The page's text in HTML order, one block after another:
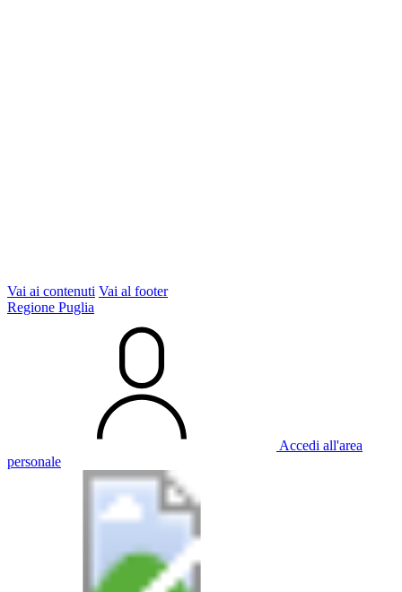
Vai ai contenuti Vai al footer
Regione Puglia
Accedi all'area
personale